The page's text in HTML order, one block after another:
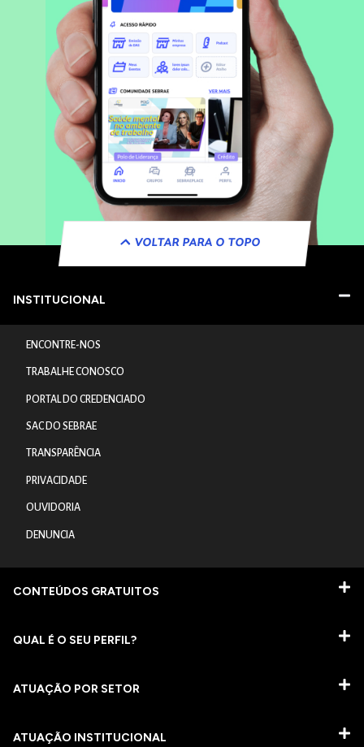
VOLTAR PARA O TOPO
INSTITUCIONAL
ENCONTRE-NOS
TRABALHE CONOSCO
PORTAL DO CREDENCIADO
SAC DO SEBRAE
TRANSPARÊNCIA
PRIVACIDADE
OUVIDORIA
DENUNCIA
CONTEÚDOS GRATUITOS
QUAL É O SEU PERFIL?
ATUAÇÃO POR SETOR
ATUAÇÃO INSTITUCIONAL